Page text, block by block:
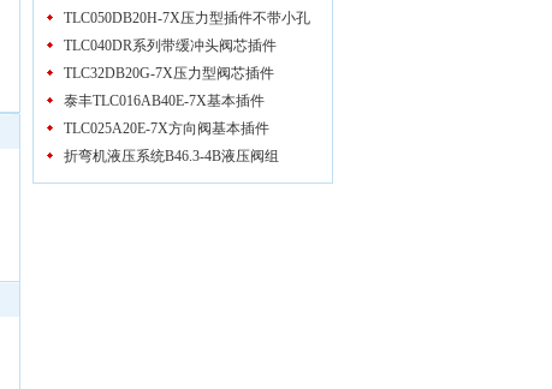
TLC050DB20H-7X压力型插件不带小孔
TLC040DR系列带缓冲头阀芯插件
TLC32DB20G-7X压力型阀芯插件
泰丰TLC016AB40E-7X基本插件
TLC025A20E-7X方向阀基本插件
折弯机液压系统B46.3-4B液压阀组